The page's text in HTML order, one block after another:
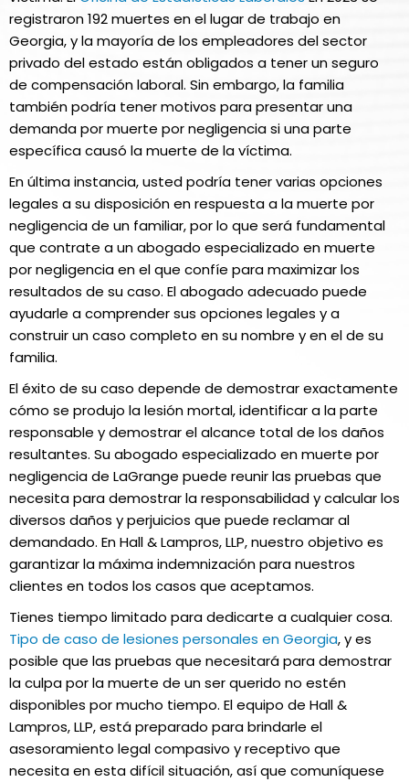
registraron 192 muertes en el lugar de trabajo en
Georgia, y la mayoría de los empleadores del sector
privado del estado están obligados a tener un seguro
de compensación laboral. Sin embargo, la familia
también podría tener motivos para presentar una
demanda por muerte por negligencia si una parte
específica causó la muerte de la víctima.
En última instancia, usted podría tener varias opciones
legales a su disposición en respuesta a la muerte por
negligencia de un familiar, por lo que será fundamental
que contrate a un abogado especializado en muerte
por negligencia en el que confíe para maximizar los
resultados de su caso. El abogado adecuado puede
ayudarle a comprender sus opciones legales y a
construir un caso completo en su nombre y en el de su
familia.
El éxito de su caso depende de demostrar exactamente
cómo se produjo la lesión mortal, identificar a la parte
responsable y demostrar el alcance total de los daños
resultantes. Su abogado especializado en muerte por
negligencia de LaGrange puede reunir las pruebas que
necesita para demostrar la responsabilidad y calcular los
diversos daños y perjuicios que puede reclamar al
demandado. En Hall & Lampros, LLP, nuestro objetivo es
garantizar la máxima indemnización para nuestros
clientes en todos los casos que aceptamos.
Tienes tiempo limitado para dedicarte a cualquier cosa.
Tipo de caso de lesiones personales en Georgia, y es
posible que las pruebas que necesitará para demostrar
la culpa por la muerte de un ser querido no estén
disponibles por mucho tiempo. El equipo de Hall &
Lampros, LLP, está preparado para brindarle el
asesoramiento legal compasivo y receptivo que
necesita en esta difícil situación, así que comuníquese